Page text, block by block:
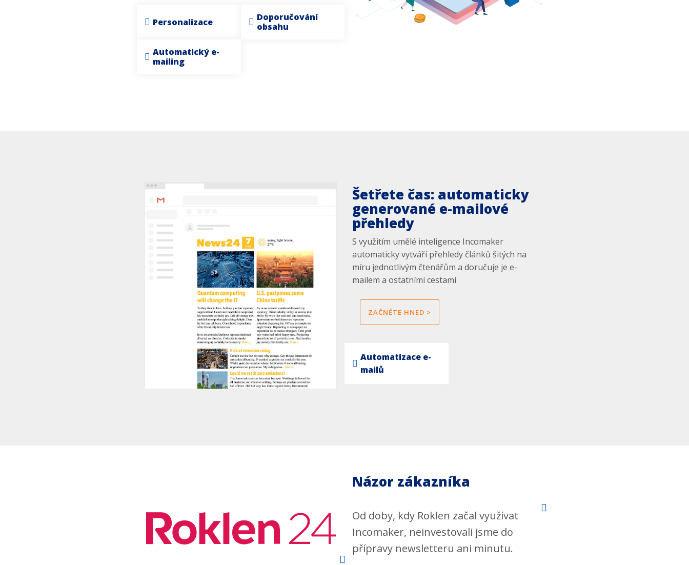
Personalizace
Doporučování
obsahu
Automatický e-
mailing
Šetřete čas: automaticky
generované e-mailové
přehledy
S využitím umělé inteligence Incomaker
automaticky vytváří přehledy článků šitých na
míru jednotlivým čtenářům a doručuje je e-
mailem a ostatními cestami
ZAČNĚTE HNED >
Automatizace e-
mailů
Názor zákazníka
Od doby, kdy Roklen začal využívat
Incomaker, neinvestovali jsme do
přípravy newsletteru ani minutu.